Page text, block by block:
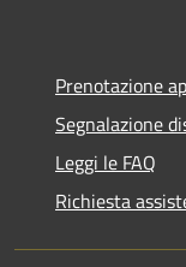
Prenotazione
Segnalazione
Leggi le FAQ
Richiesta